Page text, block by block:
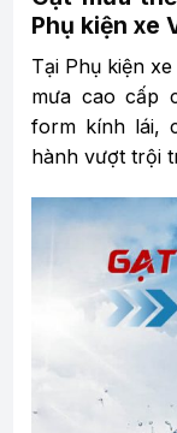
Phụ kiện xe
Tại Phụ kiện
mưa cao cấp
form kính lái,
hành vượt trội